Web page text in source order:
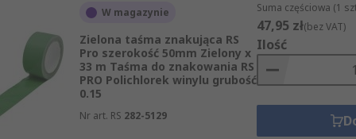
W magazynie
Zielona taśma znakująca RS
Pro szerokość 50mm Zielony x
33 m Taśma do znakowania RS
PRO Polichlorek winylu grubość
0.15
Nr art. RS 282-5129
Suma częściowa (1
47,95 zł(bez VAT)
Ilość